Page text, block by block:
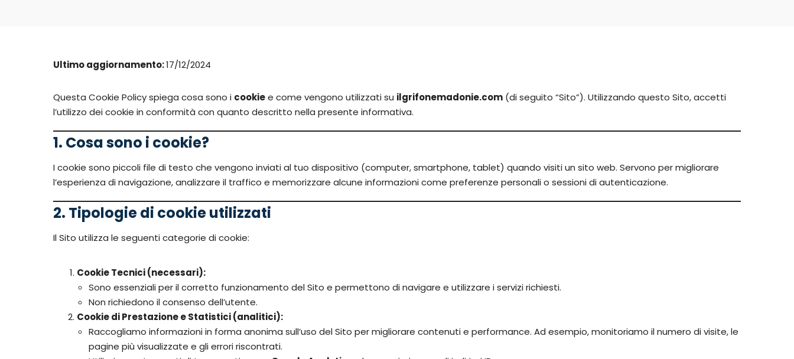
Ultimo aggiornamento:17/12/2024
Questa Cookie Policy spiega cosa sono i cookiee come vengono utilizzati su ilgrifonemadonie.com (di seguito “Sito”). Utilizzando questo Sito, accetti
l’utilizzo dei cookie in conformità con quanto descritto nella presente informativa.
1. Cosa sono i cookie?
I cookie sono piccoli file di testo che vengono inviati al tuo dispositivo (computer, smartphone, tablet) quando visiti un sito web. Servono per migliorare
l’esperienza di navigazione, analizzare il traffico e memorizzare alcune informazioni come preferenze personali o sessioni di autenticazione.
2. Tipologie di cookie utilizzati
Il Sito utilizza le seguenti categorie di cookie:
Cookie Tecnici (necessari):
Sono essenziali per il corretto funzionamento del Sito e permettono di navigare e utilizzare i servizi richiesti.
Non richiedono il consenso dell’utente.
Cookie di Prestazione e Statistici (analitici):
Raccogliamo informazioni in forma anonima sull’uso del Sito per migliorare contenuti e performance. Ad esempio, monitoriamo il numero di visite, le
pagine più visualizzate e gli errori riscontrati.